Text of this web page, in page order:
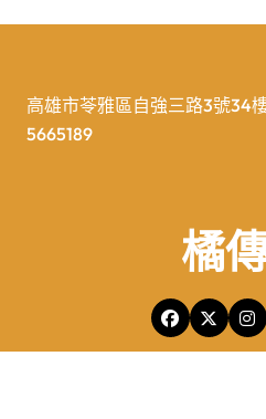
高雄市苓雅區自強三路3號34
5665189
橘